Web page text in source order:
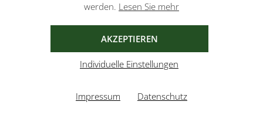
werden. Lesen Sie mehr
AKZEPTIEREN
Individuelle Einstellungen
Impressum Datenschutz